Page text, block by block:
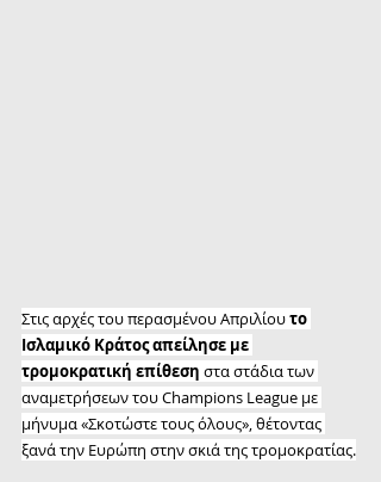
Στις αρχές του περασμένου Απριλίου το
Ισλαμικό Κράτος απείλησε με
τρομοκρατική επίθεση στα στάδια των
αναμετρήσεων του Champions League με
μήνυμα «Σκοτώστε τους όλους», θέτοντας
ξανά την Ευρώπη στην σκιά της τρομοκρατίας.